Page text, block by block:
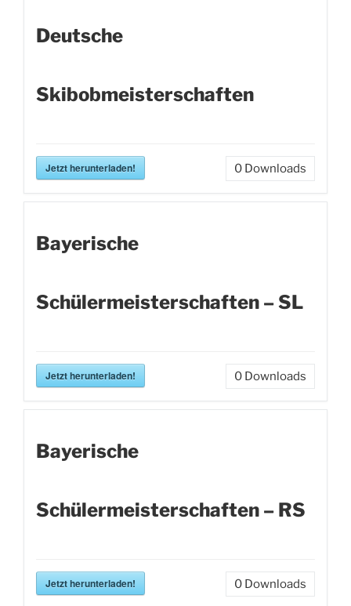
Deutsche
Skibobmeisterschaften
Jetzt herunterladen! 0 Downloads
Bayerische
Schülermeisterschaften – SL
Jetzt herunterladen! 0 Downloads
Bayerische
Schülermeisterschaften – RS
Jetzt herunterladen! 0 Downloads